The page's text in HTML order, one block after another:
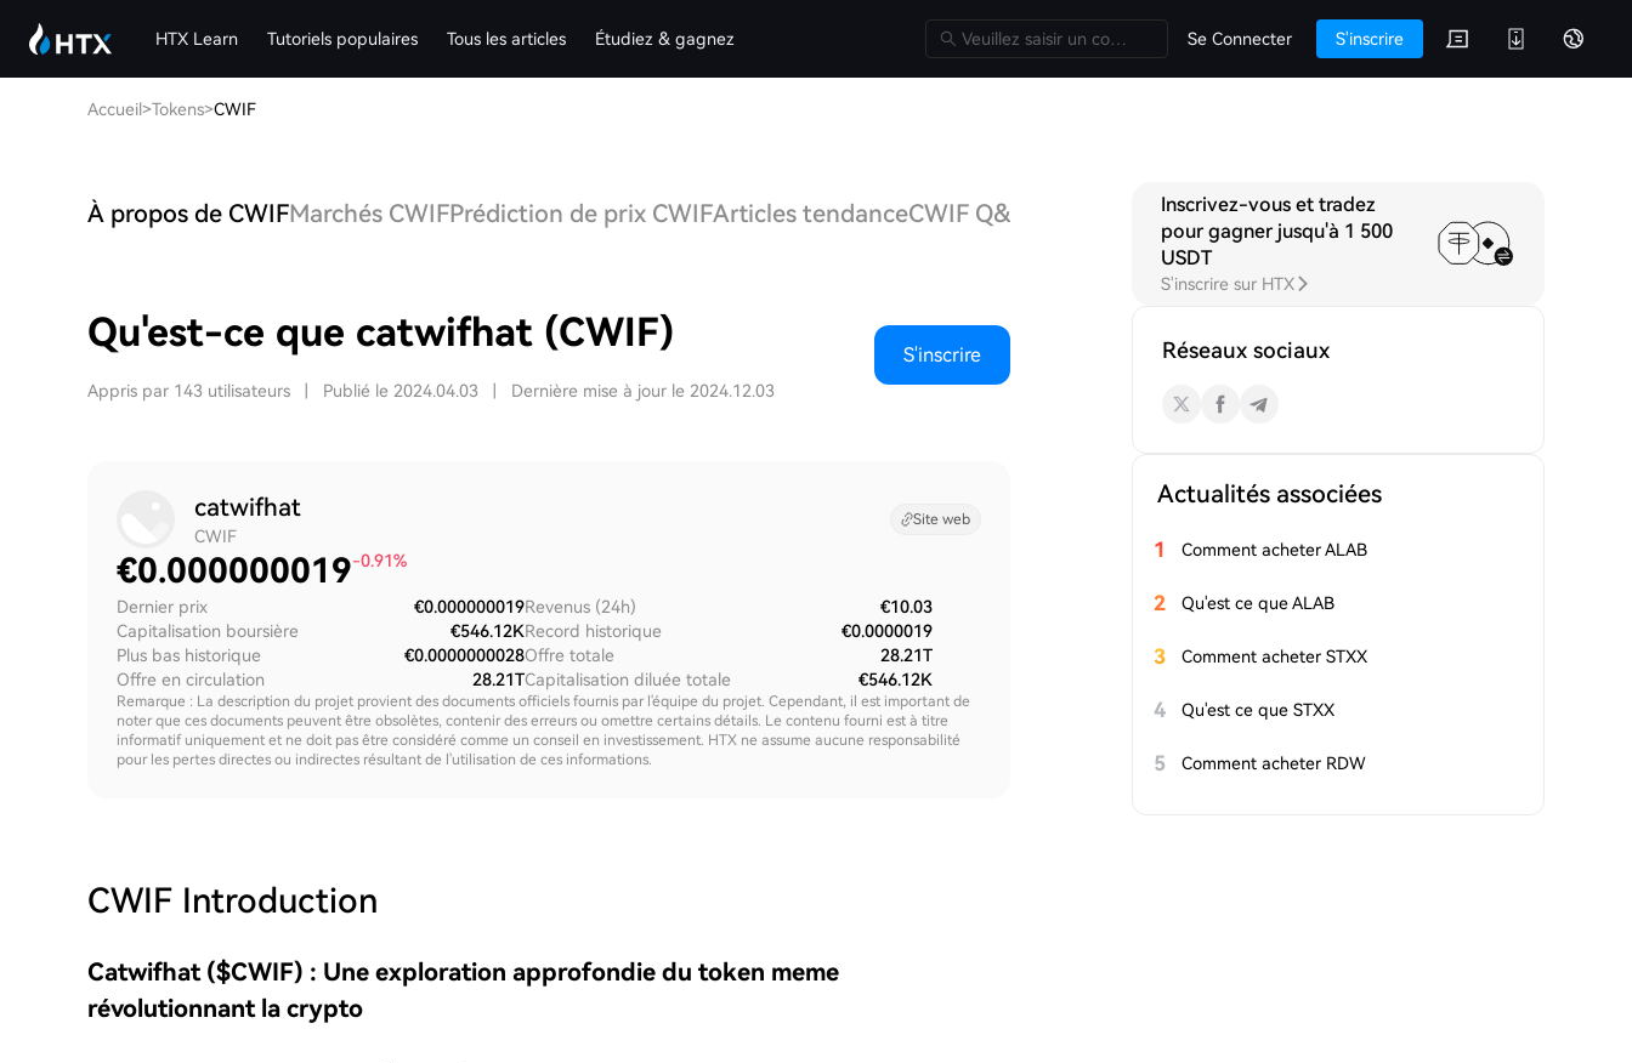
HTX Learn Tutoriels populaires Tous les articles Étudiez & gagnez Se Connecter S'inscrire
Accueil>Tokens>CWIF
À propos de CWIFMarchés CWIFPrédiction de prix CWIFArticles tendanceCWIF Q&A
Qu'est-ce que catwifhat (CWIF)
Appris par 143 utilisateurs Publié le 2024.04.03 Dernière mise à jour le 2024.12.03
S'inscrire
catwifhat
CWIF
Site web
€0.000000019-0.91%
Dernier prix
€0.000000019
Capitalisation boursière
€546.12K
Plus bas historique
€0.0000000028
Offre en circulation
28.21T
Revenus (24h)
€10.03
Record historique
€0.0000019
Offre totale
28.21T
Capitalisation diluée totale
€546.12K
Remarque : La description du projet provient des documents officiels fournis par l'équipe du projet. Cependant, il est important de
noter que ces documents peuvent être obsolètes, contenir des erreurs ou omettre certains détails. Le contenu fourni est à titre
informatif uniquement et ne doit pas être considéré comme un conseil en investissement. HTX ne assume aucune responsabilité
pour les pertes directes ou indirectes résultant de l'utilisation de ces informations.
CWIF Introduction
Catwifhat ($CWIF) : Une exploration approfondie du token meme
révolutionnant la crypto
Inscrivez-vous et tradez
pour gagner jusqu'à 1 500
USDT
S'inscrire sur HTX
Réseaux sociaux
Actualités associées
1 Comment acheter ALAB
2 Qu'est ce que ALAB
3 Comment acheter STXX
4 Qu'est ce que STXX
5 Comment acheter RDW